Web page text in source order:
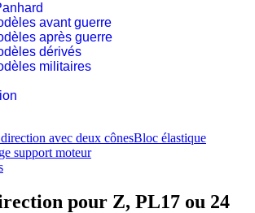
avant guerre
après guerre
dérivés
militaires
avec deux cônesBloc élastique
support moteur
pour Z, PL17 ou 24